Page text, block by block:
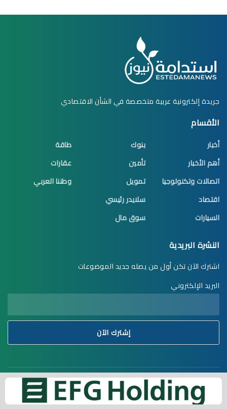
جريدة إلكترونية عربية متخصصة في الشأن الاقتصادي
الأقسام
أخبار
أهم الأخبار
اتصالات وتكنولوجيا
اقتصاد
السيارات
بنوك
تأمين
تمويل
سلايدر رئيسي
سوق مال
طاقة
عقارات
وطننا العربي
النشرة البريدية
اشترك الآن تكن أول من يصله جديد الموضوعات
البريد الإلكتروني